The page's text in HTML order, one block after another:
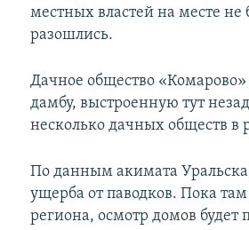
местных властей на месте не
разошлись.
Дачное общество
дамбу, выстроенную тут
несколько дачных обществ в
По данным акимата
ущерба от паводков. Пока
региона, осмотр домов будет